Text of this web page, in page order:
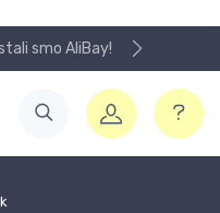
smo AliBay!